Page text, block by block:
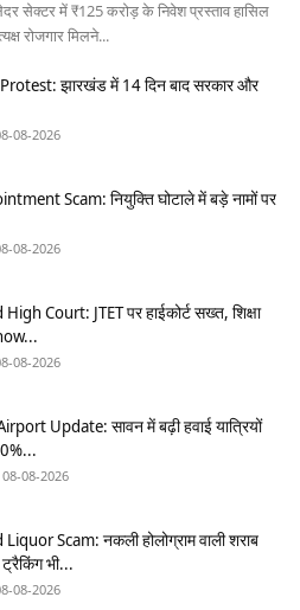
सेक्टर में ₹125 करोड़ के निवेश प्रस्ताव हासिल
रोजगार मिलने...
Protest: झारखंड में 14 दिन बाद सरकार और
08-2026
Scam: नियुक्ति घोटाले में बड़े नामों पर
08-2026
Court: JTET पर हाईकोर्ट सख्त, शिक्षा
08-2026
Update: सावन में बढ़ी हवाई यात्रियों
08-08-2026
Scam: नकली होलोग्राम वाली शराब
भी...
08-2026